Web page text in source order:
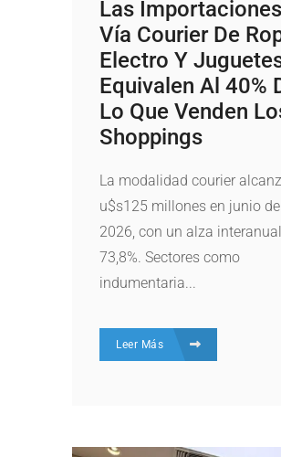
Las Importaciones
Vía Courier De
Electro Y
Equivalen Al 40%
Lo Que Venden
Shoppings
La modalidad courier
u$s125 millones en junio de
2026, con un alza
73,8%. Sectores como
indumentaria...
Leer Más